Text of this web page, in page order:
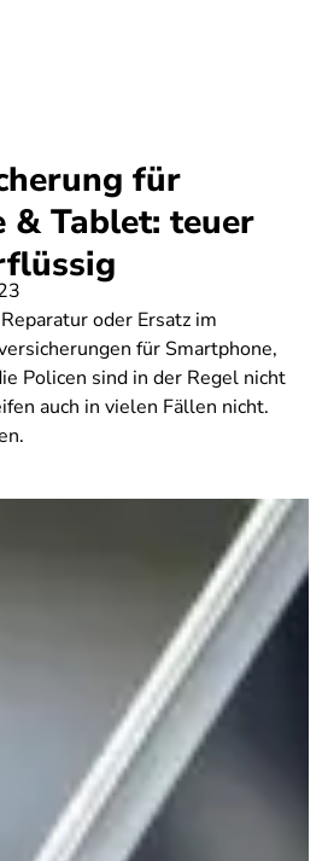
für
& Tablet: teuer
oder Ersatz im
für Smartphone,
Policen sind in der Regel nicht
auch in vielen Fällen nicht.